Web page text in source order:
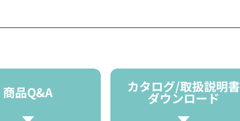
商品Q&A カタログ/取扱説明書
ダウンロード